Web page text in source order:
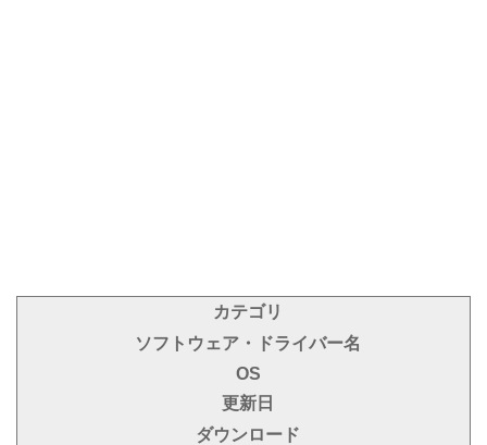
カテゴリ
ソフトウェア・ドライバー名
OS
更新日
ダウンロード